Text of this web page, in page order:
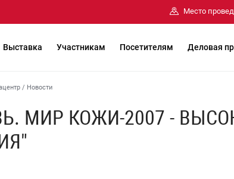
Место
Выставка Участникам Посетителям Деловая
/ Новости
МИР КОЖИ-2007 -